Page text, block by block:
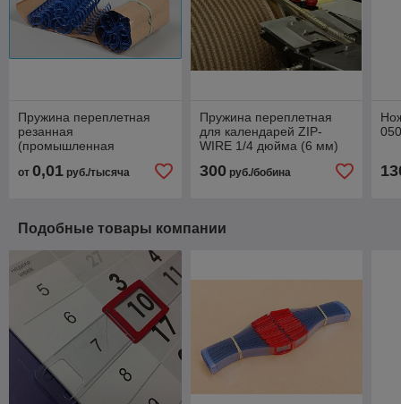
Пружина переплетная
резанная
(промышленная
от 0,01 руб./тысяча
Пружина переплетная
для календарей ZIP-
WIRE 1/4 дюйма (6 мм)
300руб./бобина
Подобные товары компании